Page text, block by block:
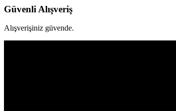
Güvenli Alışveriş
Alışverişiniz güvende.